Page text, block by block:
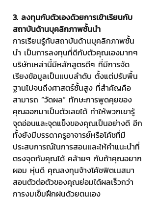
3. ลงทุนกับตัวเองด้วยการเข้าเรียนกับ
สถาบันด้านบุคลิกภาพชั้นนำ
การเรียนรู้กับสถาบันด้านบุคลิกภาพชั้น
นำ เป็นการลงทุนที่ดีกับตัวคุณเองมากๆ
บริษัทเหล่านี้มีหลักสูตรดีๆ ที่มีการจัด
เรียงข้อมูลเป็นแบบลำดับ ตั้งแต่ปรับพื้น
ฐานไปจนถึงศาสตร์ชั้นสูง ที่สำคัญคือ
สามารถ “วัดผล” ทักษะการพูดคุยของ
คุณออกมาเป็นตัวเลขได้ ทำให้พวกเขารู้
จุดอ่อนและจุดแข็งของคุณเป็นอย่างดี อีก
ทั้งยังมีบรรดาครูอาจารย์หรือโค้ชที่มี
ประสบการณ์ในการสอนและให้คำแนะนำที่
ตรงจุดกับคุณได้ คล้ายๆ กับถ้าคุณอยาก
ผอม หุ่นดี คุณลงทุนจ้างโค้ชฟิตเนสมา
สอนตัวต่อตัวของคุณย่อมได้ผลเร็วกว่า
การงมเข็มฝึกฝนด้วยตนเอง